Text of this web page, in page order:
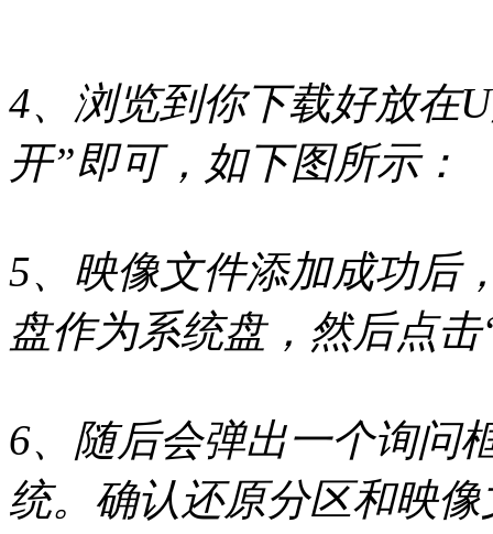
4、浏览到你下载好放在
开”即可，如下图所示：
5、映像文件添加成功后
盘作为系统盘，然后点
6、随后会弹出一个询问
统。确认还原分区和映